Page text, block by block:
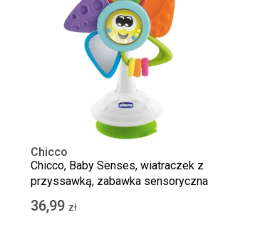
Chicco
Chicco, Baby Senses, wiatraczek z
przyssawką, zabawka sensoryczna
36,99 zł